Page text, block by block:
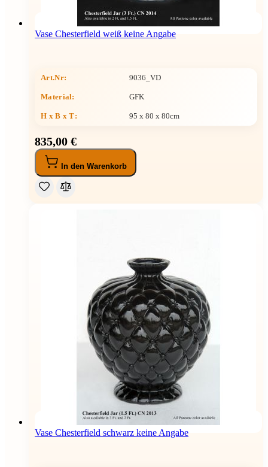
Vase Chesterfield weiß keine Angabe
Art.Nr: 9036_VD
Material: GFK
H x B x T: 95 x 80 x 80cm
835,00 €
In den Warenkorb
Vase Chesterfield schwarz keine Angabe